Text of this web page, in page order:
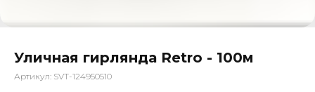
Уличная гирлянда Retro - 100м
Артикул: SVT-124950510